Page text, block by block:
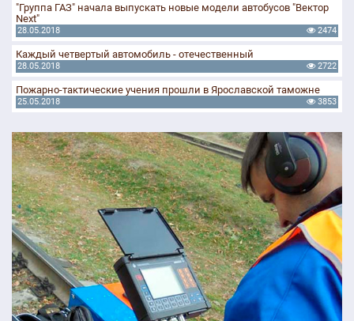
"Группа ГАЗ" начала выпускать новые модели автобусов "Вектор
Next"
28.05.2018 2474
Каждый четвертый автомобиль - отечественный
28.05.2018 2722
Пожарно-тактические учения прошли в Ярославской таможне
25.05.2018 3853